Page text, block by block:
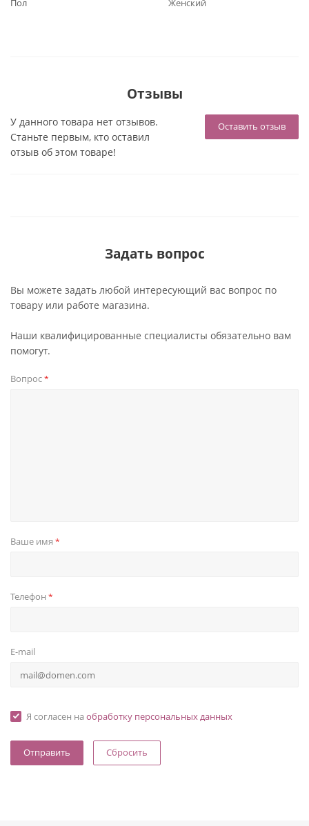
Пол Женский
Отзывы
Оставить отзыв
У данного товара нет отзывов.
Станьте первым, кто оставил
отзыв об этом товаре!
Задать вопрос
Вы можете задать любой интересующий вас вопрос по
товару или работе магазина.
Наши квалифицированные специалисты обязательно вам
помогут.
Вопрос*
Ваше имя *
Телефон *
E-mail
Я согласен на обработку персональных данных
Сбросить